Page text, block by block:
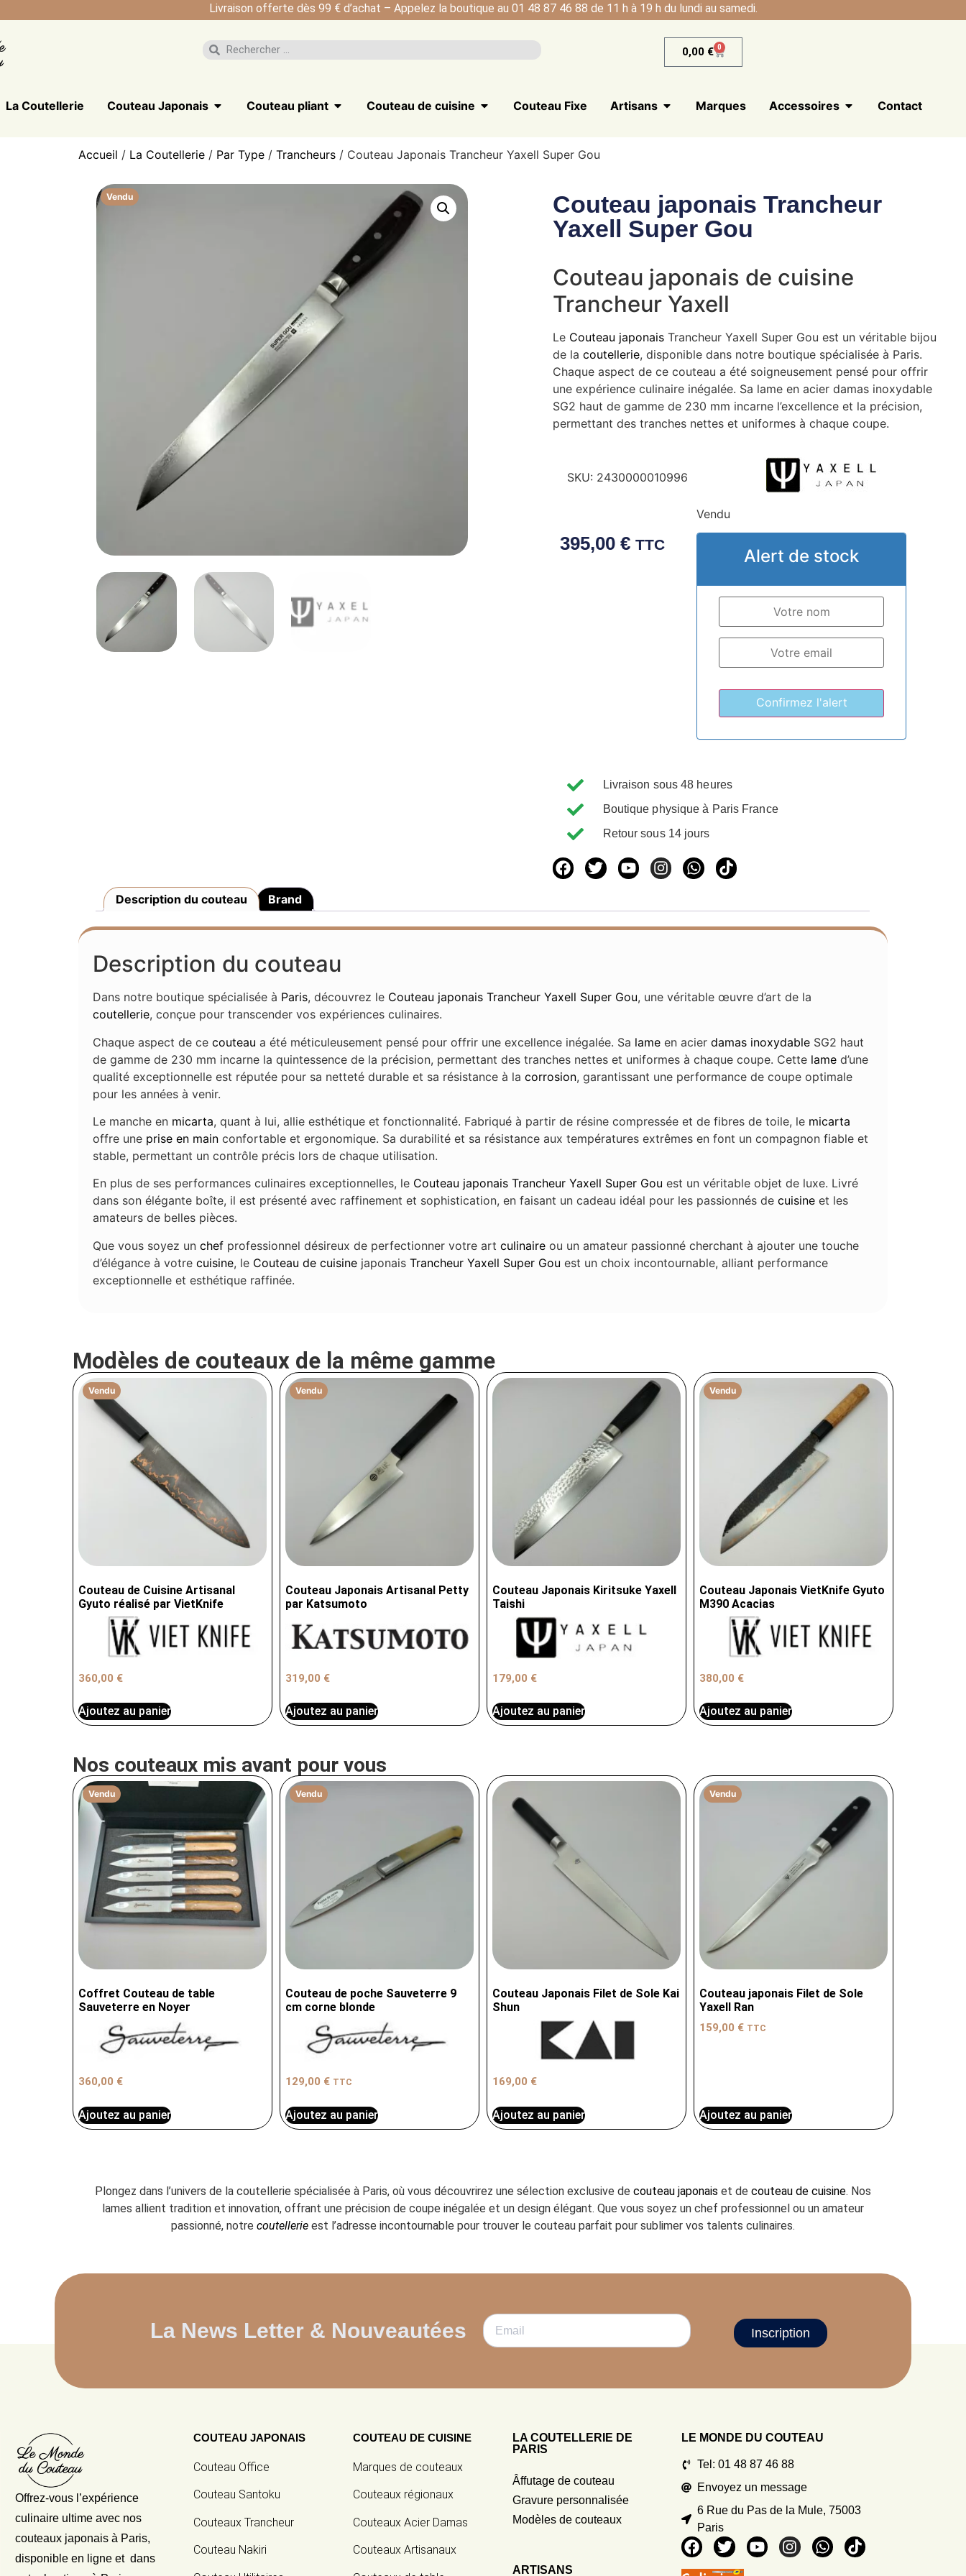
Livraison offerte dès 99 € d’achat – Appelez la boutique au 01 48 87 46 88 de 11 h à 19 h du lundi au samedi.
0,00 € 0
La Coutellerie Couteau Japonais Couteau pliant Couteau de cuisine Couteau Fixe Artisans Marques Accessoires Contact
Accueil / La Coutellerie / Par Type /Trancheurs / Couteau Japonais Trancheur Yaxell Super Gou
Vendu
Couteau japonais Trancheur
Yaxell Super Gou
Couteau japonais de cuisine
Trancheur Yaxell
Le Couteau japonaisTrancheur Yaxell Super Gou est un véritable bijou
de la coutellerie, disponible dans notre boutique spécialisée à Paris.
Chaque aspect de ce couteau a été soigneusement pensé pour offrir
une expérience culinaire inégalée. Sa lame en acier damas inoxydable
SG2 haut de gamme de 230 mm incarne l’excellence et la précision,
permettant des tranches nettes et uniformes à chaque coupe.
SKU: 2430000010996
395,00 € TTC
Vendu
Alert de stock
Livraison sous 48 heures
Boutique physique à Paris France
Retour sous 14 jours
Description du couteau Brand
Description du couteau
Dans notre boutique spécialisée à Paris, découvrez le Couteau japonais Trancheur Yaxell Super Gou, une véritable œuvre d’art de la
coutellerie, conçue pour transcender vos expériences culinaires.
Chaque aspect de cecouteau a été méticuleusement pensé pour offrir une excellence inégalée. Sa lame en acierdamas inoxydable SG2 haut
de gamme de 230 mm incarne la quintessence de la précision, permettant des tranches nettes et uniformes à chaque coupe. Cette lame d’une
qualité exceptionnelle est réputée pour sa netteté durable et sa résistance à lacorrosion, garantissant une performance de coupe optimale
pour les années à venir.
Le manche en micarta, quant à lui, allie esthétique et fonctionnalité. Fabriqué à partir de résine compressée et de fibres de toile, le micarta
offre une prise en main confortable et ergonomique. Sa durabilité et sa résistance aux températures extrêmes en font un compagnon fiable et
stable, permettant un contrôle précis lors de chaque utilisation.
En plus de ses performances culinaires exceptionnelles, le Couteau japonais Trancheur Yaxell Super Gou est un véritable objet de luxe. Livré
dans son élégante boîte, il est présenté avec raffinement et sophistication, en faisant un cadeau idéal pour les passionnés decuisine et les
amateurs de belles pièces.
Que vous soyez unchef professionnel désireux de perfectionner votre artculinaire ou un amateur passionné cherchant à ajouter une touche
d’élégance à votrecuisine, le Couteau de cuisine japonaisTrancheur Yaxell Super Gou est un choix incontournable, alliant performance
exceptionnelle et esthétique raffinée.
Modèles de couteaux de la même gamme
Vendu
Couteau de Cuisine Artisanal
Gyuto réalisé par VietKnife
360,00 €
Ajoutez au panier
Vendu
Couteau Japonais Artisanal Petty
par Katsumoto
319,00 €
Ajoutez au panier
Couteau Japonais Kiritsuke Yaxell
Taishi
179,00 €
Ajoutez au panier
Vendu
Couteau Japonais VietKnife Gyuto
M390 Acacias
380,00 €
Ajoutez au panier
Nos couteaux mis avant pour vous
Vendu
Coffret Couteau de table
Sauveterre en Noyer
360,00 €
Ajoutez au panier
Vendu
Couteau de poche Sauveterre 9
cm corne blonde
129,00 € TTC
Ajoutez au panier
Couteau Japonais Filet de Sole Kai
Shun
169,00 €
Ajoutez au panier
Vendu
Couteau japonais Filet de Sole
Yaxell Ran
159,00 € TTC
Ajoutez au panier
Plongez dans l’univers de la coutellerie spécialisée à Paris, où vous découvrirez une sélection exclusive de couteau japonais et de couteau de cuisine. Nos
lames allient tradition et innovation, offrant une précision de coupe inégalée et un design élégant. Que vous soyez un chef professionnel ou un amateur
passionné, notre coutellerieest l’adresse incontournable pour trouver le couteau parfait pour sublimer vos talents culinaires.
La News Letter & Nouveautées Inscription
Offrez-vous l’expérience
culinaire ultime avec nos
couteaux japonais à Paris,
disponible en ligne et dans
COUTEAU JAPONAIS
Couteau Office
Couteau Santoku
Couteaux Trancheur
Couteau Nakiri
COUTEAU DE CUISINE
Marques de couteaux
Couteaux régionaux
Couteaux Acier Damas
Couteaux Artisanaux
LA COUTELLERIE DE
PARIS
Âffutage de couteau
Gravure personnalisée
Modèles de couteaux
ARTISANS
LE MONDE DU COUTEAU
Tel: 01 48 87 46 88
Envoyez un message
6 Rue du Pas de la Mule, 75003
Paris